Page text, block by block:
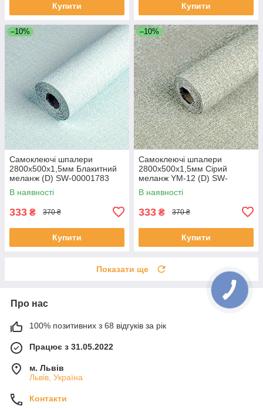
Купити Купити
–10%
Самоклеючі шпалери
2800х500х1,5мм Блакитний
меланж (D) SW-00001783
В наявності
333 ₴ 370 ₴
Купити
–10%
Самоклеючі шпалери
2800х500х1,5мм Сірий
меланж YM-12 (D) SW-
00002020
В наявності
333 ₴ 370 ₴
Купити
Показати ще
Про нас
100% позитивних з 68 відгуків за рік
Працює з 31.05.2022
м. Львів
Львів, Україна
Контакти